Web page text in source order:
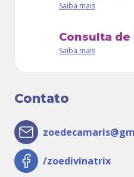
Saiba mais
Consulta
Saiba mais
Contato
/zoedivinatrix